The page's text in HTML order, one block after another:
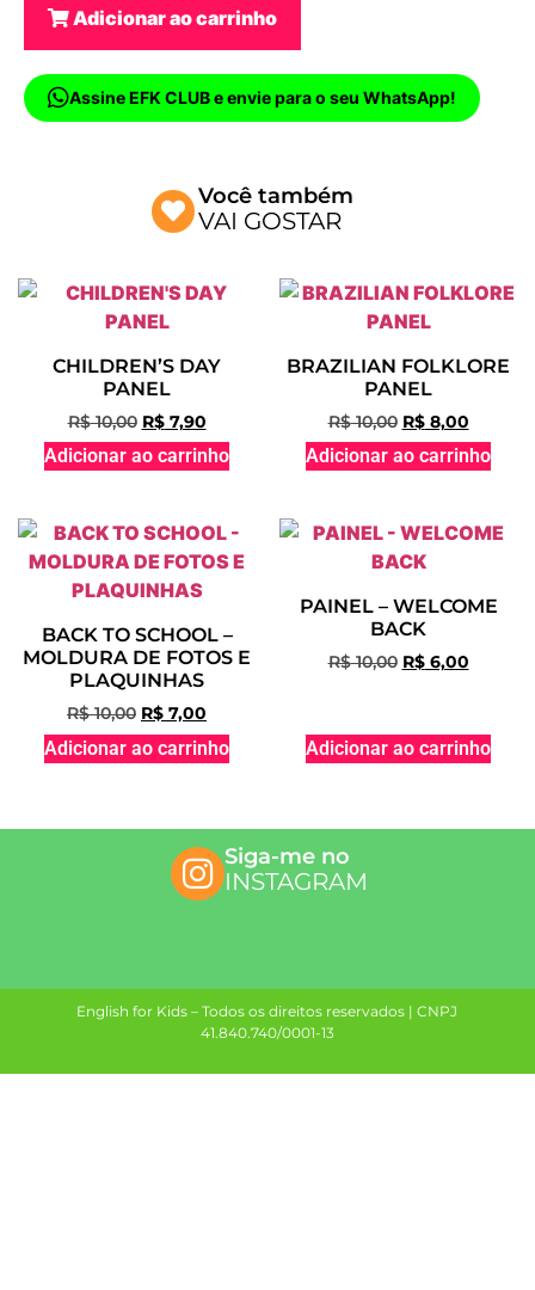
Adicionar ao carrinho
Assine EFK CLUB e envie para o seu WhatsApp!
Você também
VAI GOSTAR
CHILDREN’S DAY
PANEL
R$10,00 R$7,90
Adicionar ao carrinho
BRAZILIAN FOLKLORE
PANEL
R$10,00 R$8,00
Adicionar ao carrinho
BACK TO SCHOOL –
MOLDURA DE FOTOS E
PLAQUINHAS
R$10,00 R$ 7,00
Adicionar ao carrinho
PAINEL – WELCOME
BACK
R$10,00 R$6,00
Adicionar ao carrinho
Siga-me no
INSTAGRAM
English for Kids – Todos os direitos reservados | CNPJ
41.840.740/0001-13